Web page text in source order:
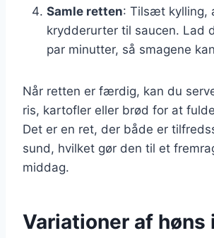
Samle retten: Tilsæt kylling,
krydderurter til saucen. Lad
par minutter, så smagene
Når retten er færdig, kan du
ris, kartofler eller brød for at
Det er en ret, der både er
sund, hvilket gør den til et
middag.
Variationer af høns i